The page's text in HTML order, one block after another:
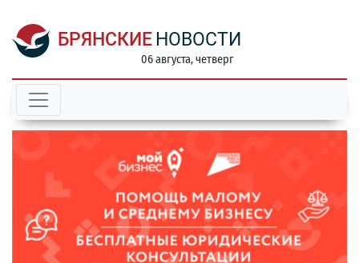
БРЯНСКИЕ НОВОСТИ
06 августа, четверг